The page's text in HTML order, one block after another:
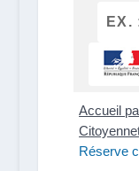
Accueil
Réserve